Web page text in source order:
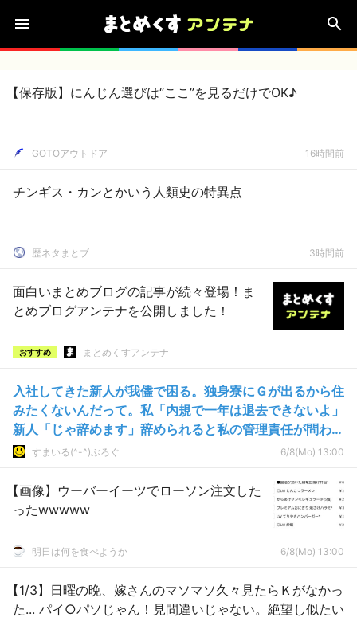
【保存版】にんじん選びは“ここ”を見るだけでOK♪
GOTOアウトドア 16時間前
チンギス・カンとかいう人類史の特異点
歴ネタまとブ 3時間前
面白いまとめブログの記事が続々登場！ま
とめブログアンテナを公開しました！
おすすめ まとめくすアンテナ
入社してきた新人が我儘で困る。独身寮にＧが出るから住
みたくないんだって。私「内規で一年は退去できないよ」
新人「じゃ辞めます」辞められると私の管理責任が問われ
るんだけど！
すまいる(^-^)ぶろぐ 6/8(Mo) 13:00
【画像】ウーバーイーツでローソン注文した
ったwwwww
明日は何を食べようか 6/8(Mo) 13:00
【1/3】日曜の晩、嫁さんのマソマソ久々見たらＫがなかっ
た... パイ○パソじゃん！見間違いじゃない。絶望し似たい